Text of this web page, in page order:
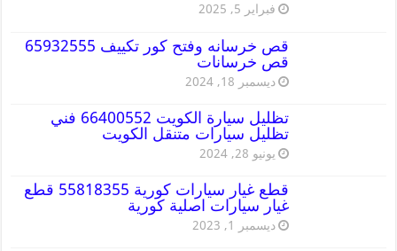
فبراير 5, 2025
قص خرسانه وفتح كور تكييف 65932555
قص خرسانات
ديسمبر 18, 2024
تظليل سيارة الكويت 66400552 فني
تظليل سيارات متنقل الكويت
يونيو 28, 2024
قطع غيار سيارات كورية 55818355 قطع
غيار سيارات اصلية كورية
ديسمبر 1, 2023